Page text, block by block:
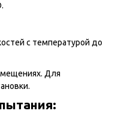
с температурой до
Для